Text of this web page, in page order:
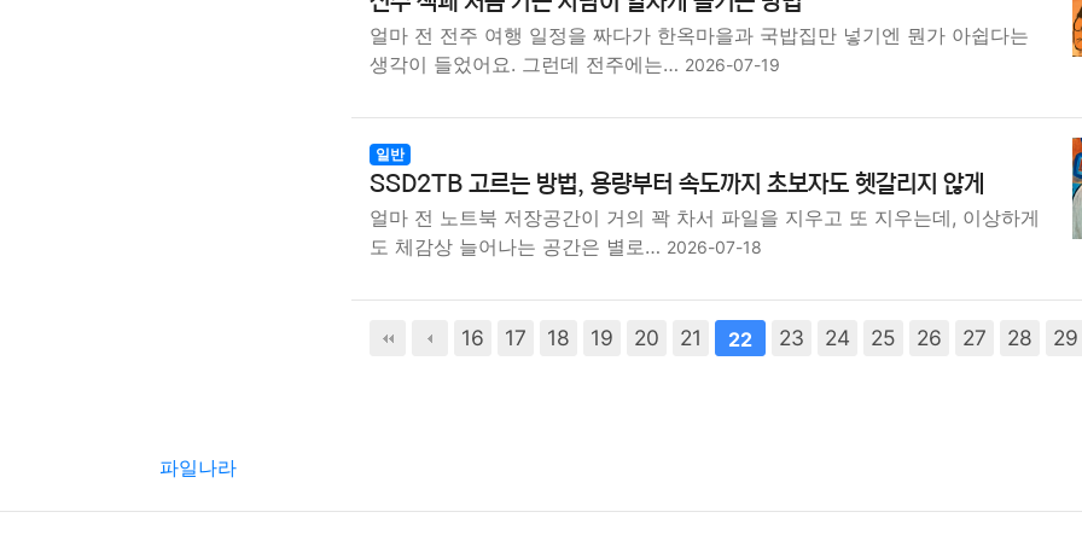
얼마 전 전주 여행 일정을 짜다가 한옥마을과 국밥집만 넣기엔 뭔가 아쉽다는
생각이 들었어요. 그런데 전주에는… 2026-07-19
일반
SSD2TB 고르는 방법, 용량부터 속도까지 초보자도 헷갈리지 않게
얼마 전 노트북 저장공간이 거의 꽉 차서 파일을 지우고 또 지우는데, 이상하게
도 체감상 늘어나는 공간은 별로… 2026-07-18
16 17 18 19 20 21 22 23 24 25 26 27 28 29
다음 맨끝
파일나라